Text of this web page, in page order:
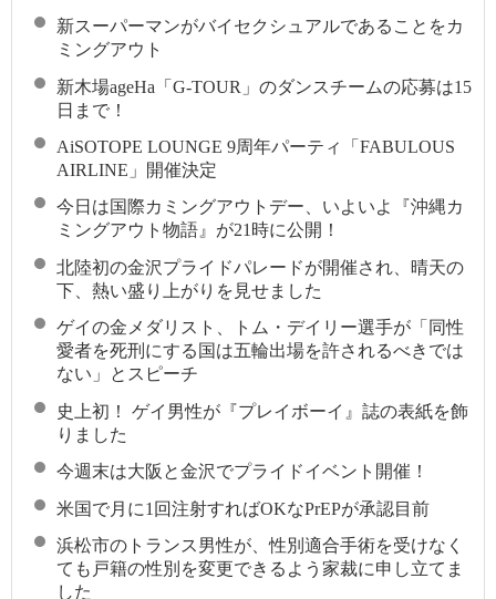
新スーパーマンがバイセクシュアルであることをカ
ミングアウト
新木場ageHa「G-TOUR」のダンスチームの応募は15
日まで！
AiSOTOPE LOUNGE 9周年パーティ「FABULOUS
AIRLINE」開催決定
今日は国際カミングアウトデー、いよいよ『沖縄カ
ミングアウト物語』が21時に公開！
北陸初の金沢プライドパレードが開催され、晴天の
下、熱い盛り上がりを見せました
ゲイの金メダリスト、トム・デイリー選手が「同性
愛者を死刑にする国は五輪出場を許されるべきでは
ない」とスピーチ
史上初！ ゲイ男性が『プレイボーイ』誌の表紙を飾
りました
今週末は大阪と金沢でプライドイベント開催！
米国で月に1回注射すればOKなPrEPが承認目前
浜松市のトランス男性が、性別適合手術を受けなく
ても戸籍の性別を変更できるよう家裁に申し立てま
した